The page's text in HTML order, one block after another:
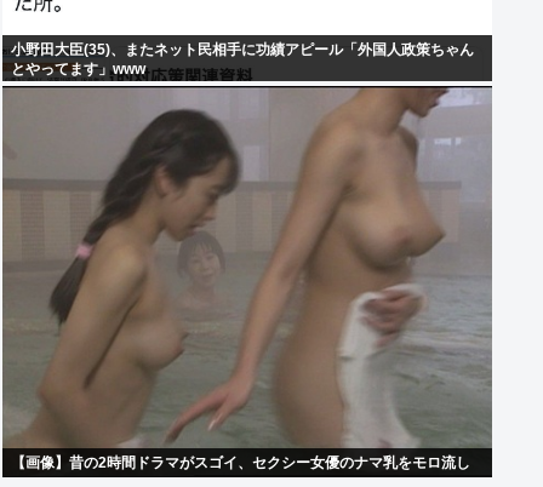
小野田大臣(35)、またネット民相手に功績アピール「外国人政策ちゃん
とやってます」www
【画像】昔の2時間ドラマがスゴイ、セクシー女優のナマ乳をモロ流し